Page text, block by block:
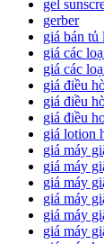
gel
gerber
giá bán tủ
giá các
giá các
giá điều
giá điều
giá điều
giá lotion
giá máy
giá máy
giá máy
giá máy
giá máy
giá máy